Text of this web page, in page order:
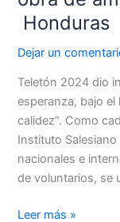
Honduras
Dejar un
Teletón 2024 dio
esperanza, bajo el
calidez”. Como
Instituto
nacionales e
de voluntarios, se
Honduras
Leer más »